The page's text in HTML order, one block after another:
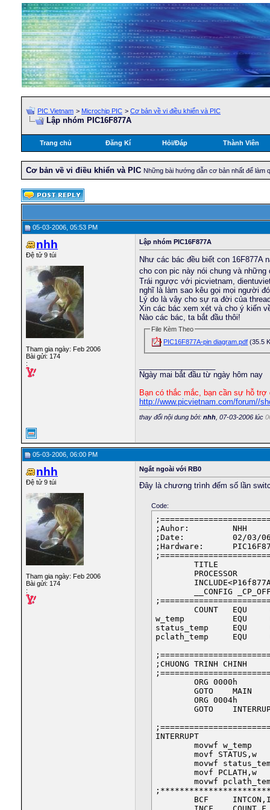
PIC Vietnam > Microchip PIC > Cơ bản về vi điều khiển và PIC
Lập nhóm PIC16F877A
Trang chủ Đăng Kí Hỏi/Ðáp Thành Viên
Cơ bản về vi điều khiển và PIC Những bài hướng dẫn cơ bản nhất để làm
05-03-2006, 05:53 PM
nhh
Đệ tử 9 túi
Tham gia ngày: Feb 2006
Bài gửi: 174
:
Lập nhóm PIC16F877A
Như các bác đều biết con 16F877A
cho con pic này nói chung và
Trái ngược với picvietnam,
nghĩ là làm sao kêu gọi mọi người
Lý do là vậy cho sự ra đời của
Xin các bác xem xét và cho ý kiến
Nào các bác, ta bắt đầu thôi!
File Kèm Theo
PIC16F877A-pin diagram.pdf (35.5
Ngày mai bắt đầu từ ngày hôm nay
Bạn có thắc mắc, bạn cần sự hỗ trợ
http://www.picvietnam.com/forum//
thay đổi nội dung bởi: nhh , 07-03-2006 lúc
05-03-2006, 06:00 PM
nhh
Đệ tử 9 túi
Tham gia ngày: Feb 2006
Bài gửi: 174
:
Ngắt ngoài với RB0
Đây là chương trình đếm số lần
Code:
;Auhor:		NHH
;Date:		02/03/06
;Hardware:	PIC16F877A ,Crystal 10MHz
w_temp		EQU	0x71		; variable used for context saving
status_temp	EQU	0x72		; variable used for context saving
pclath_temp	EQU	0x73		; variable used for context saving
;CHUONG TRINH CHINH
INTERRUPT